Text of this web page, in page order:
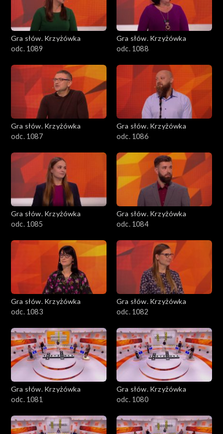
Gra słów. Krzyżówka
odc. 1089
Gra słów. Krzyżówka
odc. 1088
Gra słów. Krzyżówka
odc. 1087
Gra słów. Krzyżówka
odc. 1086
Gra słów. Krzyżówka
odc. 1085
Gra słów. Krzyżówka
odc. 1084
Gra słów. Krzyżówka
odc. 1083
Gra słów. Krzyżówka
odc. 1082
Gra słów. Krzyżówka
odc. 1081
Gra słów. Krzyżówka
odc. 1080